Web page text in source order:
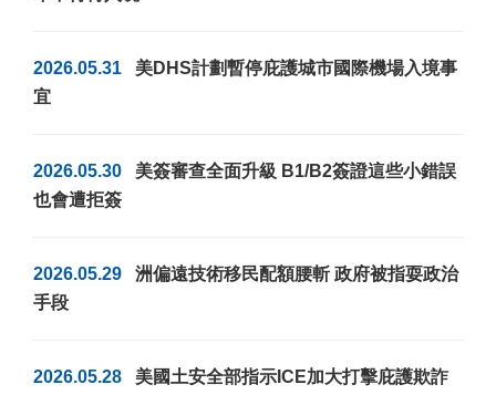
2026.05.31
美DHS計劃暫停庇護城市國際機場入境事
宜
2026.05.30
美簽審查全面升級 B1/B2簽證這些小錯誤
也會遭拒簽
2026.05.29
洲偏遠技術移民配額腰斬 政府被指耍政治
手段
2026.05.28
美國土安全部指示ICE加大打擊庇護欺詐